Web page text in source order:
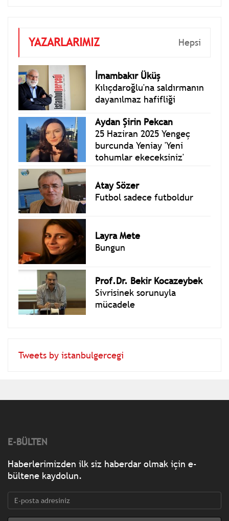
YAZARLARIMIZ Hepsi
İmambakır Üküş
Kılıçdaroğlu'na saldırmanın
dayanılmaz hafifliği
Aydan Şirin Pekcan
25 Haziran 2025 Yengeç
burcunda Yeniay 'Yeni
tohumlar ekeceksiniz'
Atay Sözer
Futbol sadece futboldur
Layra Mete
Bungun
Prof.Dr. Bekir Kocazeybek
Sivrisinek sorunuyla
mücadele
Tweets by istanbulgercegi
E-BÜLTEN
Haberlerimizden ilk siz haberdar olmak için e-
bültene kaydolun.